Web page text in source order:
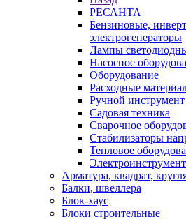
РЕСАНТА
Бензиновые,
электрогенераторы
Лампы
Насосное
Оборудование
Расходные
Ручной инструмент
Садовая техника
Сварочное
Стабилизаторы
Тепловое
Электроинструмент
Арматура, квадрат,
Балки, швеллера
Блок-хаус
Блоки строительные